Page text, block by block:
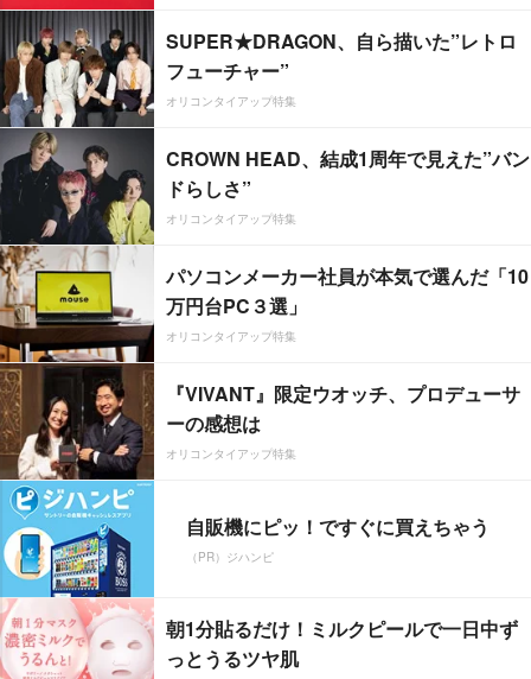
SUPER★DRAGON、自ら描いた”レトロ
フューチャー”
オリコンタイアップ特集
CROWN HEAD、結成1周年で見えた”バン
ドらしさ”
オリコンタイアップ特集
パソコンメーカー社員が本気で選んだ「10
万円台PC３選」
オリコンタイアップ特集
『VIVANT』限定ウオッチ、プロデューサ
ーの感想は
オリコンタイアップ特集
自販機にピッ！ですぐに買えちゃう
（PR）ジハンピ
朝1分貼るだけ！ミルクピールで一日中ず
っとうるツヤ肌